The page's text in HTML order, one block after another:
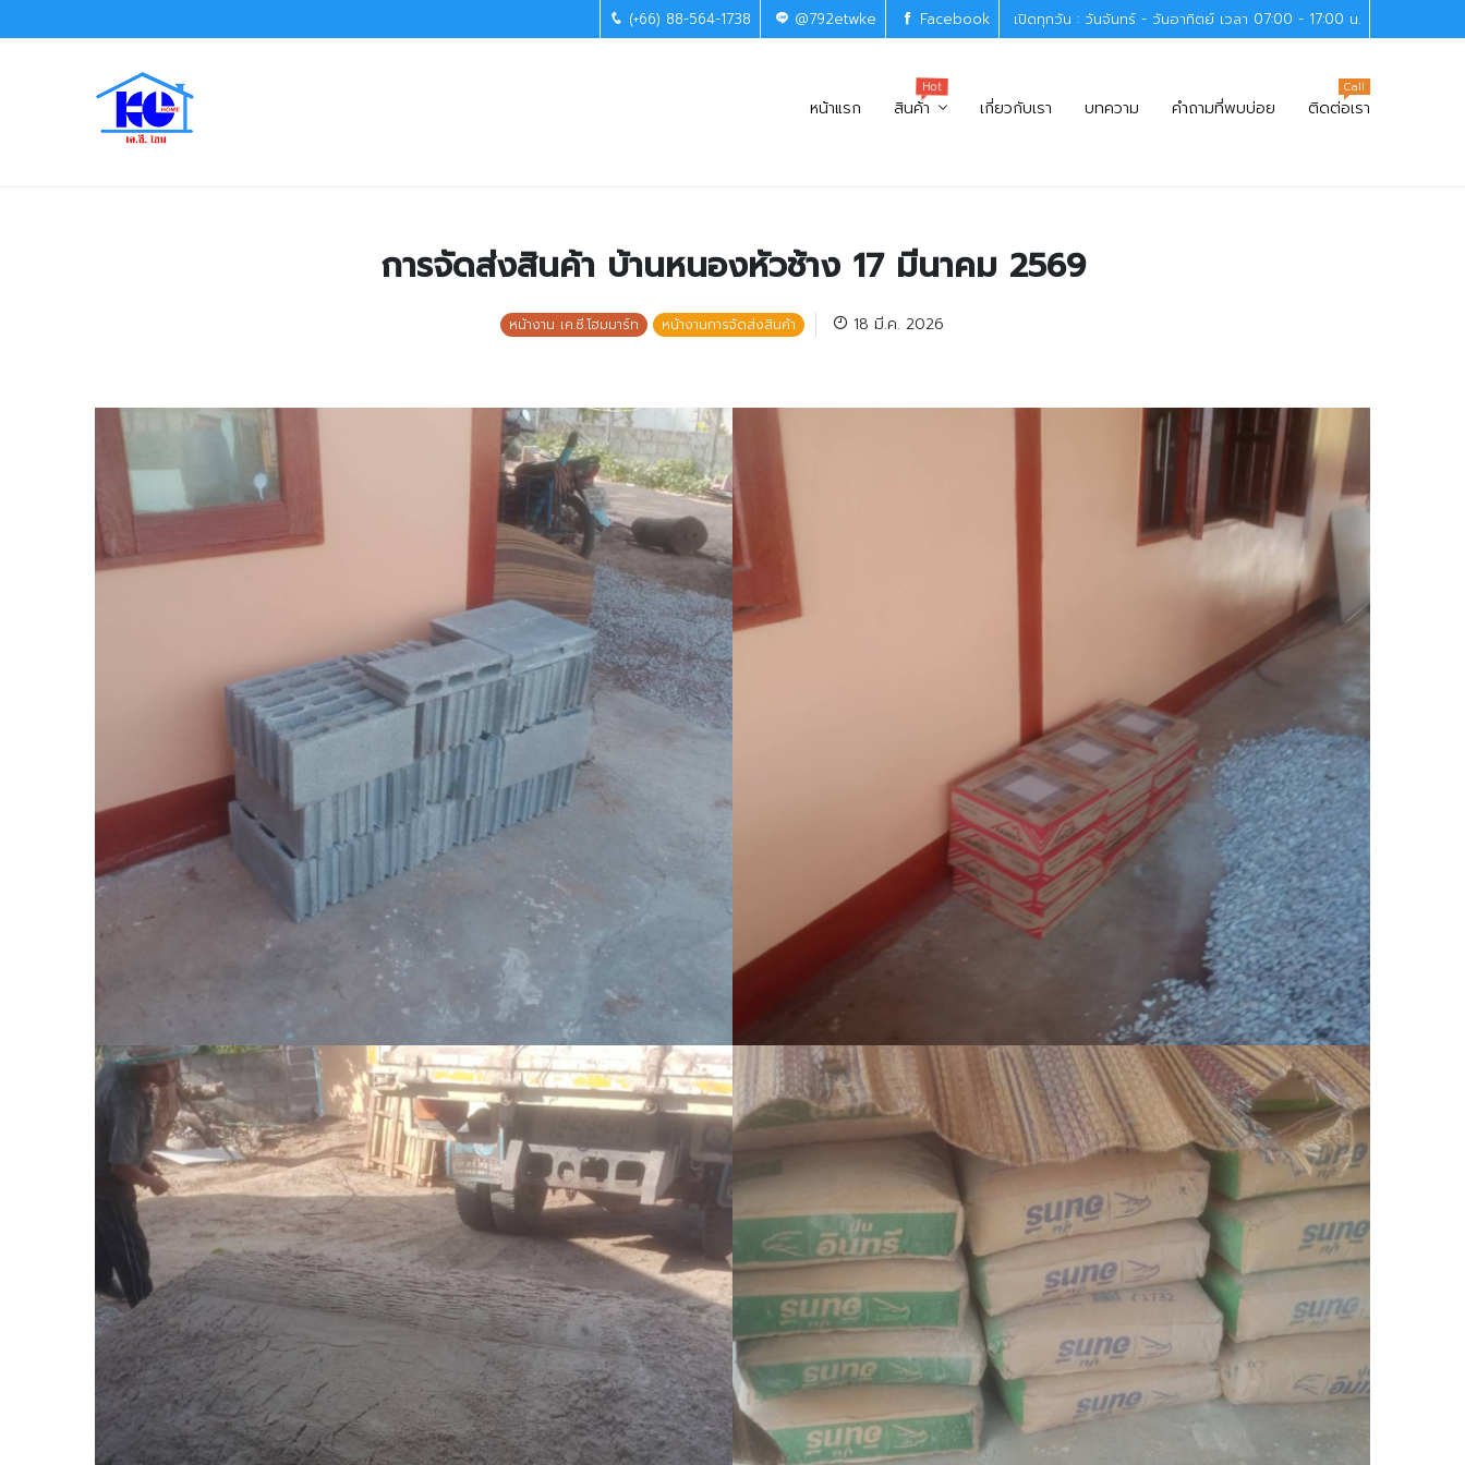
(+66) 88-564-1738 @792etwke Facebook เปิดทุกวัน : วันจันทร์ - วันอาทิตย์ เวลา 07:00 - 17:00 น.
หน้าแรก สินค้า
Hot
เกี่ยวกับเรา บทความ คำถามที่พบบ่อย ติดต่อเรา
Call
การจัดส่งสินค้า บ้านหนองหัวช้าง 17 มีนาคม 2569
หน้างาน เค.ซี.โฮมมาร์ท หน้างานการจัดส่งสินค้า 18 มี.ค. 2026